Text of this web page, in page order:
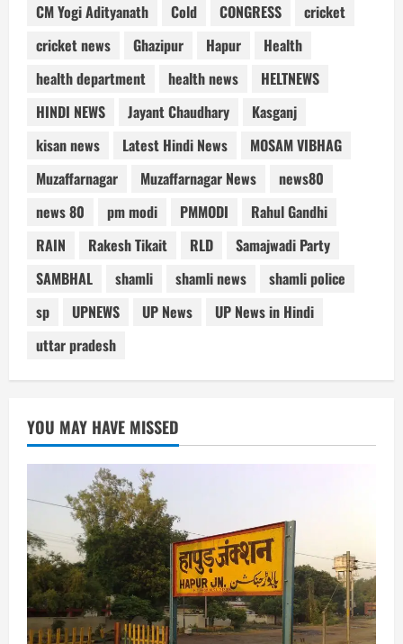
CM Yogi Adityanath
Cold CONGRESS
cricket
cricket news
Ghazipur Hapur
Health
health department
health news
HELTNEWS
HINDI NEWS
Jayant Chaudhary
Kasganj
kisan news
Latest Hindi News
MOSAM VIBHAG
Muzaffarnagar
Muzaffarnagar News
news80
news 80
pm modi PMMODI
Rahul Gandhi
RAIN
Rakesh Tikait RLD
Samajwadi Party
SAMBHAL
shamli shamli news
shamli police
sp
UPNEWS UP News
UP News in Hindi
uttar pradesh
YOU MAY HAVE MISSED